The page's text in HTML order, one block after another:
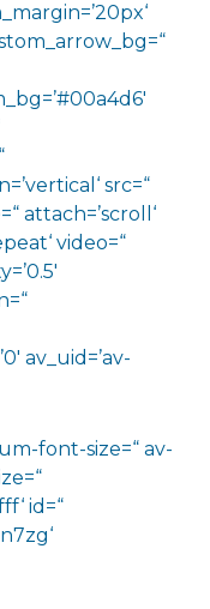
src=“
attach=’scroll‘
video=“
av_uid=’av-
font-size=“ av-
id=“